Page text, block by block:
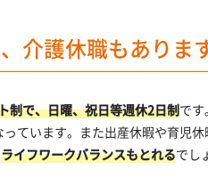
介護休職もありま
制で、日曜、祝日等週休2日制です
ています。また出産休暇や育児
ライフワークバランスもとれるでし